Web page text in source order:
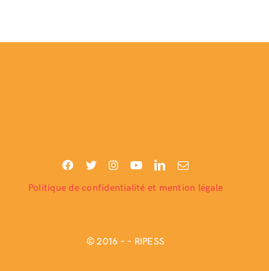
Politique de confidentialité et mention légale
© 2016 –– RIPESS